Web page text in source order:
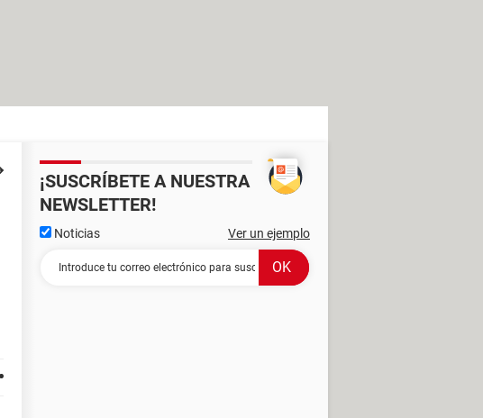
¡SUSCRÍBETE A NUESTRA
NEWSLETTER!
Noticias Ver un ejemplo